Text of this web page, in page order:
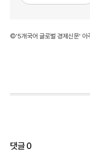
©'5개국어 글로벌 경제신문' 아
댓글0